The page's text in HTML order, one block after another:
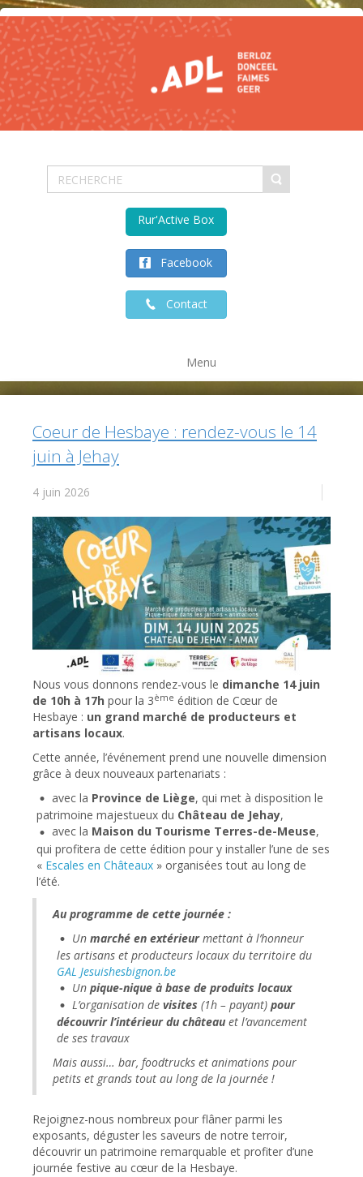
Facebook
Contact
Rur'Active Box
Menu
Coeur de Hesbaye : rendez-vous le 14
juin à Jehay
4 juin 2026
Nous vous donnons rendez-vous le dimanche 14 juin
de 10h à 17h pour la 3ème édition de Cœur de
Hesbaye : un grand marché de producteurs et
artisans locaux.
Cette année, l’événement prend une nouvelle dimension
grâce à deux nouveaux partenariats :
avec la Province de Liège, qui met à disposition le
patrimoine majestueux du Château de Jehay,
avec la Maison du Tourisme Terres-de-Meuse,
qui profitera de cette édition pour y installer l’une de ses
« Escales en Châteaux » organisées tout au long de
l’été.
Au programme de cette journée :
Un marché en extérieurmettant à l’honneur
les artisans et producteurs locaux du territoire du
GAL Jesuishesbignon.be
Un pique-nique à base de produits locaux
L’organisation de visites (1h – payant) pour
découvrir l’intérieur du château et l’avancement
de ses travaux
Mais aussi… bar, foodtrucks et animations pour
petits et grands tout au long de la journée !
Rejoignez-nous nombreux pour flâner parmi les
exposants, déguster les saveurs de notre terroir,
découvrir un patrimoine remarquable et profiter d’une
journée festive au cœur de la Hesbaye.